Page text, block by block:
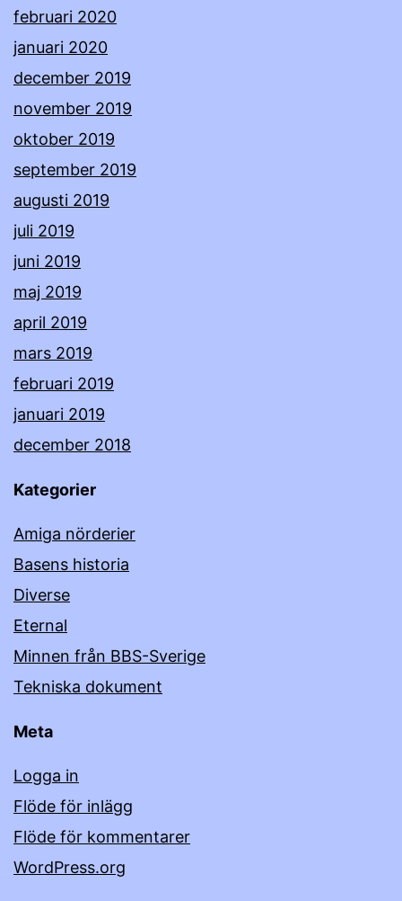
februari 2020
januari 2020
december 2019
november 2019
oktober 2019
september 2019
augusti 2019
juli 2019
juni 2019
maj 2019
april 2019
mars 2019
februari 2019
januari 2019
december 2018
Kategorier
Amiga nörderier
Basens historia
Diverse
Eternal
Minnen från BBS-Sverige
Tekniska dokument
Meta
Logga in
Flöde för inlägg
Flöde för kommentarer
WordPress.org